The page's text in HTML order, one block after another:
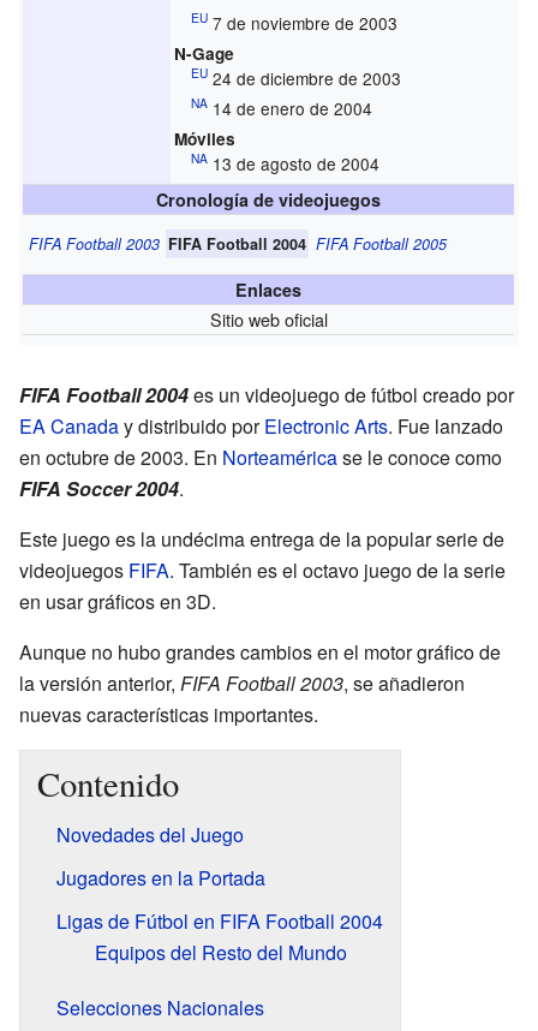
EU7 de noviembre de 2003
N-Gage
EU24 de diciembre de 2003
NA14 de enero de 2004
Móviles
NA13 de agosto de 2004
Cronología de videojuegos
FIFA Football 2003 FIFA Football 2004 FIFA Football 2005
Enlaces
Sitio web oficial
FIFA Football 2004es un videojuego de fútbol creado por
EA Canaday distribuido porElectronic Arts. Fue lanzado
en octubre de 2003. En Norteaméricase le conoce como
FIFA Soccer 2004.
Este juego es la undécima entrega de la popular serie de
videojuegos FIFA. También es el octavo juego de la serie
en usar gráficos en 3D.
Aunque no hubo grandes cambios en el motor gráfico de
la versión anterior, FIFA Football 2003, se añadieron
nuevas características importantes.
Contenido
Novedades del Juego
Jugadores en la Portada
Ligas de Fútbol en FIFA Football 2004
Equipos del Resto del Mundo
Selecciones Nacionales